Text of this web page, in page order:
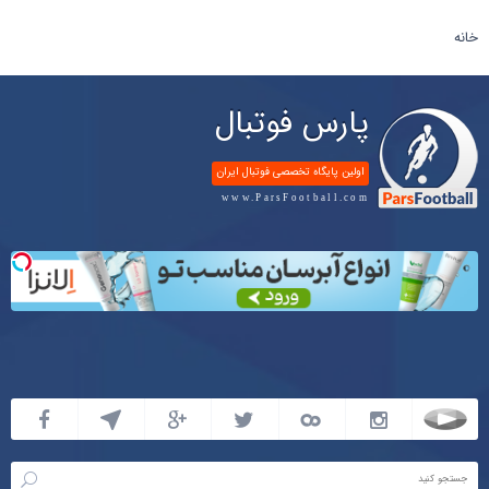
خانه
پارس فوتبال
اولین پایگاه تخصصی فوتبال ایران
www.ParsFootball.com